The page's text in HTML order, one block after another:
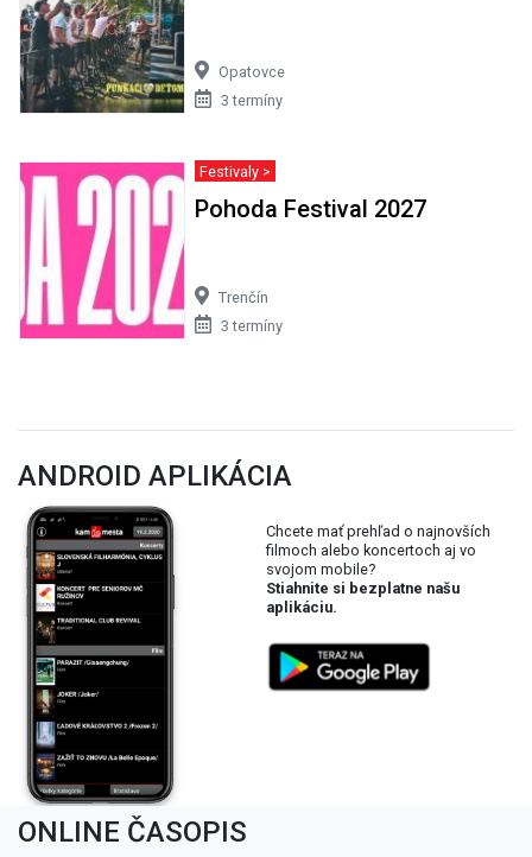
Opatovce
3 termíny
Festivaly >
Pohoda Festival 2027
Trenčín
3 termíny
ANDROID APLIKÁCIA
Chcete mať prehľad o najnovších
filmoch alebo koncertoch aj vo
svojom mobile?
Stiahnite si bezplatne našu
aplikáciu.
ONLINE ČASOPIS